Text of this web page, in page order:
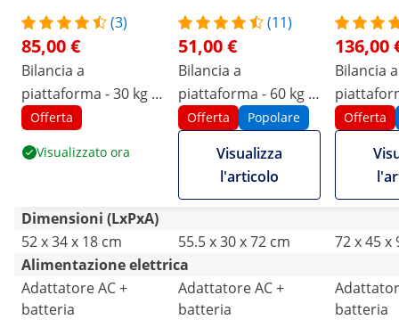
(3)
85,00 €
Bilancia a
piattaforma - 30 kg /
0,005 kg - 30 x 40 cm
Offerta
Visualizzato ora
(11)
51,00 €
Bilancia a
piattaforma - 60 kg /
0,01 kg - 40 x 30 cm -
LED
Offerta Popolare
Visualizza
l'articolo
136,00
Bilancia a
/ 0,05
- LCD
Offerta
Dimensioni (LxPxA)
52 x 34 x 18 cm
55.5 x 30 x 72 cm
72 x 45 x
Alimentazione elettrica
Adattatore AC +
batteria
Adattatore AC +
batteria
batteria